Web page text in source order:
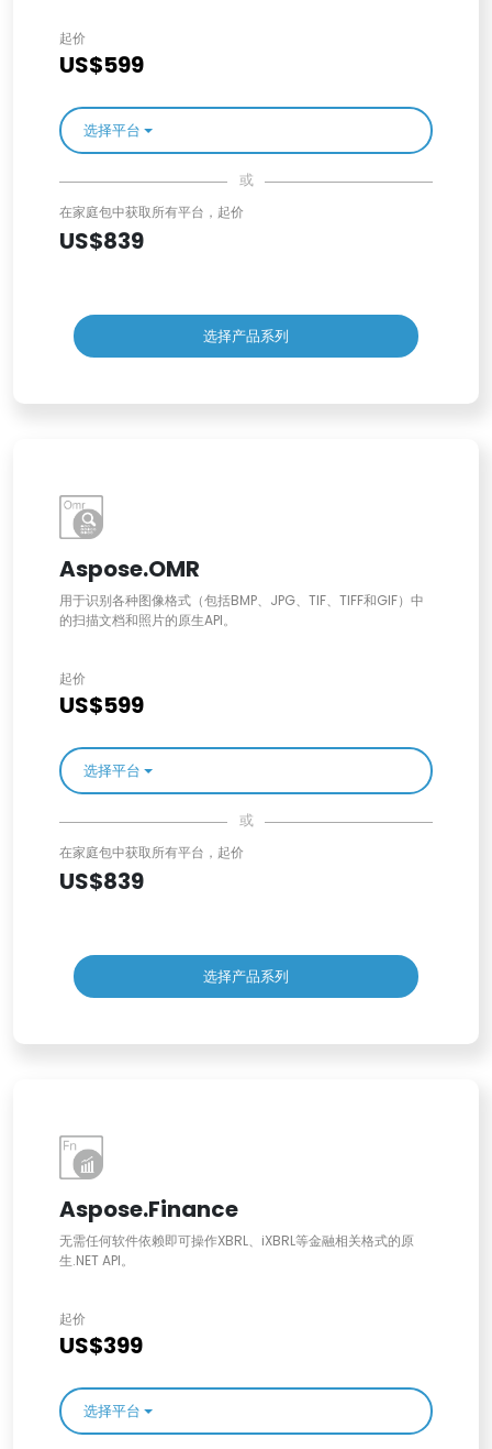
起价
US$599
选择平台
或
在家庭包中获取所有平台，起价
US$839
选择产品系列
Aspose.OMR
用于识别各种图像格式（包括BMP、JPG、TIF、TIFF和GIF）中
的扫描文档和照片的原生API。
起价
US$599
选择平台
或
在家庭包中获取所有平台，起价
US$839
选择产品系列
Aspose.Finance
无需任何软件依赖即可操作XBRL、iXBRL等金融相关格式的原
生.NET API。
起价
US$399
选择平台